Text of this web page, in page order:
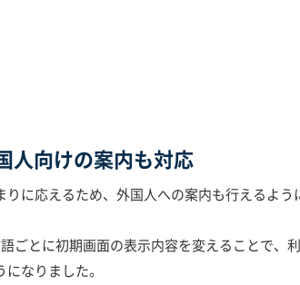
人向けの案内も対応
に応えるため、外国人への案内も行えるよう
ごとに初期画面の表示内容を変えることで、
なりました。